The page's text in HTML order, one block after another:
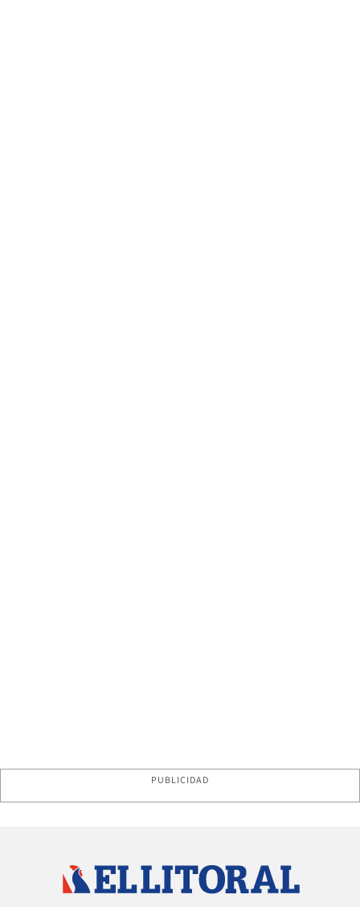
PUBLICIDAD